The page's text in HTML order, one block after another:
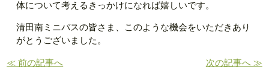
体について考えるきっかけになれば嬉しいです。
清田南ミニバスの皆さま、このような機会をいただきあり
がとうございました。
≪ 前の記事へ 次の記事へ ≫